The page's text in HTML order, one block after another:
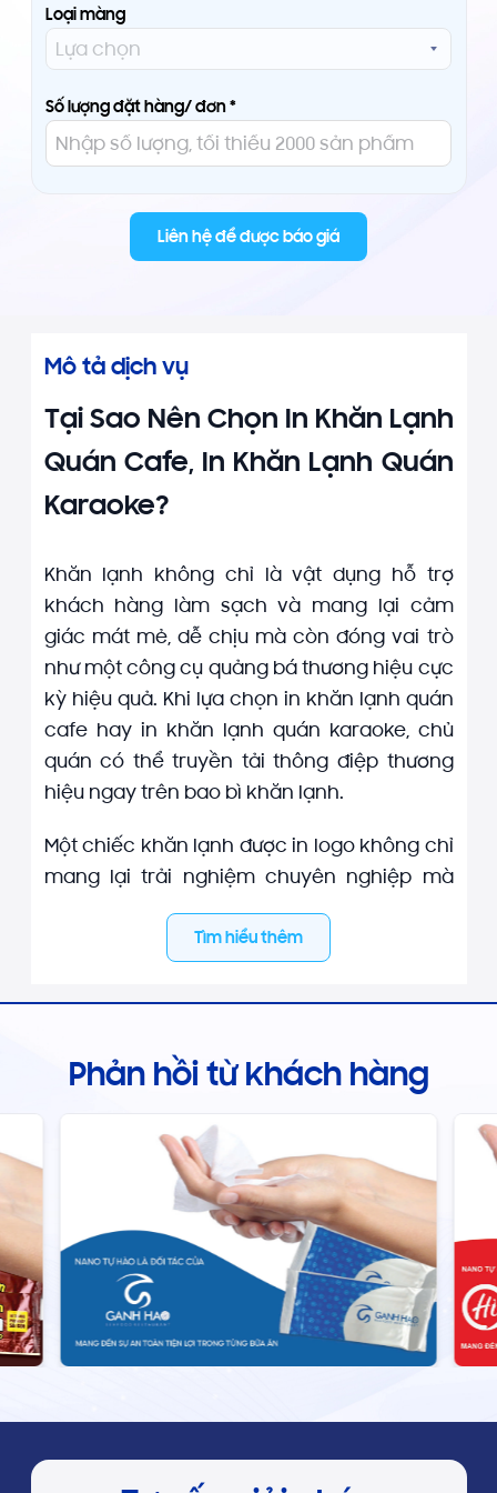
Loại màng
Số lượng đặt hàng/ đơn *
Liên hệ để được báo giá
Mô tả dịch vụ
Tại Sao Nên Chọn In Khăn Lạnh
Quán Cafe, In Khăn Lạnh Quán
Karaoke?
Khăn lạnh không chỉ là vật dụng hỗ trợ
khách hàng làm sạch và mang lại cảm
giác mát mẻ, dễ chịu mà còn đóng vai trò
như một công cụ quảng bá thương hiệu cực
kỳ hiệu quả. Khi lựa chọn in khăn lạnh quán
cafe hay in khăn lạnh quán karaoke, chủ
quán có thể truyền tải thông điệp thương
hiệu ngay trên bao bì khăn lạnh.
Một chiếc khăn lạnh được in logo không chỉ
mang lại trải nghiệm chuyên nghiệp mà
còn tạo sự ghi nhớ cho khách hàng. Đặc
biệt, trong môi trường cạnh tranh cao như
nhỏ như khăn lạnh in logo quán bar có thể
quán cafe mang lại nhiều lợi ích thiết thực:
Tìm hiểu thêm
Phản hồi từ khách hàng